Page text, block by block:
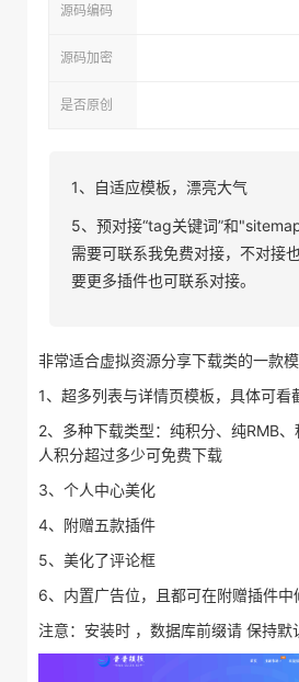
源码编码
源码加密
是否原创
1、自适应模板，漂亮大气
5、预对接“tag关键词”和
需要可联系我免费对接，不对接
要更多插件也可联系对接。
非常适合虚拟资源分享下载类的一款模
1、超多列表与详情页模板，具体可看
2、多种下载类型：纯积分、纯RMB
人积分超过多少可免费下载
3、个人中心美化
4、附赠五款插件
5、美化了评论框
6、内置广告位，且都可在附赠插件中
注意：安装时 ，数据库前缀请 保持默